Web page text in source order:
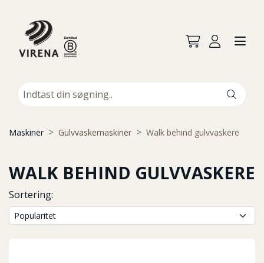
Maskiner Gulvvaskemaskiner Walk behind gulvvaskere
WALK BEHIND GULVVASKERE
Sortering: